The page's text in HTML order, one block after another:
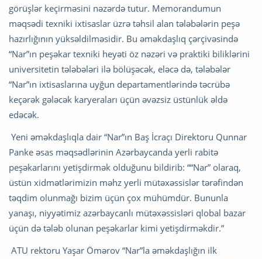
görüşlər keçirməsini nəzərdə tutur. Memorandumun
məqsədi texniki ixtisaslar üzrə təhsil alan tələbələrin peşə
hazırlığının yüksəldilməsidir. Bu əməkdaşlıq çərçivəsində
“Nar”ın peşəkar texniki heyəti öz nəzəri və praktiki biliklərini
universitetin tələbələri ilə bölüşəcək, eləcə də, tələbələr
“Nar”ın ixtisaslarına uyğun departamentlərində təcrübə
keçərək gələcək karyeraları üçün əvəzsiz üstünlük əldə
edəcək.
Yeni əməkdaşlıqla dair “Nar”ın Baş İcraçı Direktoru Qunnar
Panke əsas məqsədlərinin Azərbaycanda yerli rabitə
peşəkarlarını yetişdirmək olduğunu bildirib: ““Nar” olaraq,
üstün xidmətlərimizin məhz yerli mütəxəssislər tərəfindən
təqdim olunmağı bizim üçün çox mühümdür. Bununla
yanaşı, niyyətimiz azərbaycanlı mütəxəssisləri qlobal bazar
üçün də tələb olunan peşəkarlar kimi yetişdirməkdir.”
ATU rektoru Yaşar Ömərov “Nar”la əməkdaşlığın ilk